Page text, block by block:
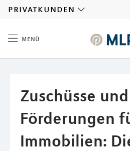
privatkunden
menü
Zuschüsse und
Förderungen
Immobilien: